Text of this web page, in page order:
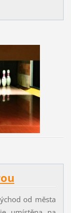
od města